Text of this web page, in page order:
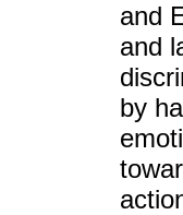
and
and
by